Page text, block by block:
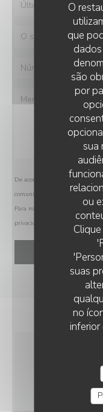
O
que
são
por
sua
ou
suas
no
De acordo com a legislação de
comunicações de marketing.
Para mais informações sobre o
privacidade